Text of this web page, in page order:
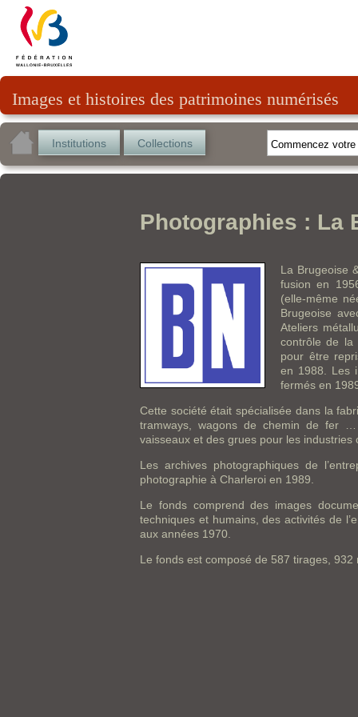
Images et histoires des patrimoines numérisés
Institutions Collections
Photographies : La
La Brugeoise
fusion en
(elle-même
Brugeoise
Ateliers
contrôle de la
pour être
en 1988. Les
fermés en
Cette société était spécialisée dans la
tramways, wagons de chemin de fer
vaisseaux et des grues pour les industries
Les archives photographiques de
photographie à Charleroi en 1989.
Le fonds comprend des images
techniques et humains, des activités de
aux années 1970.
Le fonds est composé de 587 tirages,